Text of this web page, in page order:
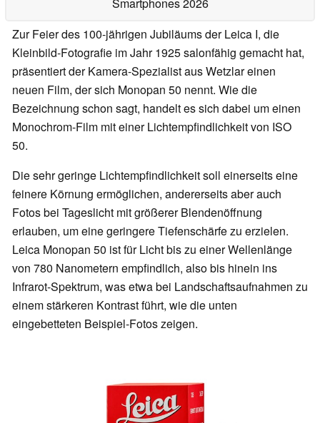
Zur Feier des 100-jährigen Jubiläums der Leica I, die
Kleinbild-Fotografie im Jahr 1925 salonfähig gemacht hat,
präsentiert der Kamera-Spezialist aus Wetzlar einen
neuen Film, der sich Monopan 50 nennt. Wie die
Bezeichnung schon sagt, handelt es sich dabei um einen
Monochrom-Film mit einer Lichtempfindlichkeit von ISO
50.
Die sehr geringe Lichtempfindlichkeit soll einerseits eine
feinere Körnung ermöglichen, andererseits aber auch
Fotos bei Tageslicht mit größerer Blendenöffnung
erlauben, um eine geringere Tiefenschärfe zu erzielen.
Leica Monopan 50 ist für Licht bis zu einer Wellenlänge
von 780 Nanometern empfindlich, also bis hinein ins
Infrarot-Spektrum, was etwa bei Landschaftsaufnahmen zu
einem stärkeren Kontrast führt, wie die unten
eingebetteten Beispiel-Fotos zeigen.